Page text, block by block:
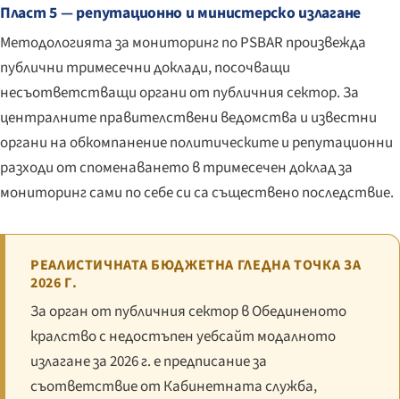
Пласт 5 — репутационно и министерско излагане
Методологията за мониторинг по PSBAR произвежда
публични тримесечни доклади, посочващи
несъответстващи органи от публичния сектор. За
централните правителствени ведомства и известни
органи на обкомпанение политическите и репутационни
разходи от споменаването в тримесечен доклад за
мониторинг сами по себе си са съществено последствие.
РЕАЛИСТИЧНАТА БЮДЖЕТНА ГЛЕДНА ТОЧКА ЗА
2026 Г.
За орган от публичния сектор в Обединеното
кралство с недостъпен уебсайт модалното
излагане за 2026 г. е предписание за
съответствие от Кабинетната служба,